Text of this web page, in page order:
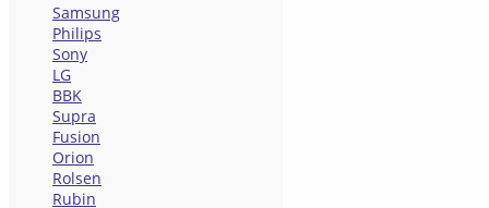
Samsung
Philips
Sony
LG
BBK
Supra
Fusion
Orion
Rolsen
Rubin